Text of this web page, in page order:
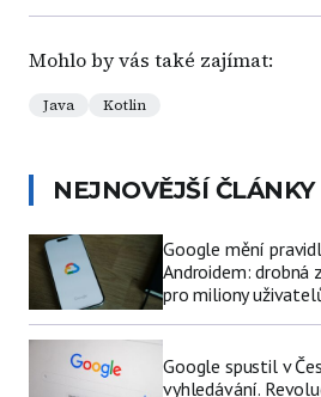
Mohlo by vás také zajímat:
Java Kotlin
NEJNOVĚJŠÍ ČLÁNKY
Google mění
Androidem: drobná
pro miliony
Google spustil v
vyhledávání.